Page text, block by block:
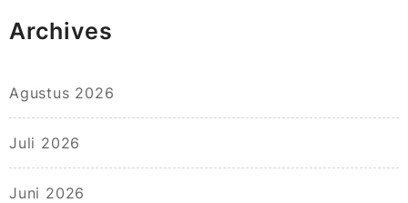
Archives
Agustus 2026
Juli 2026
Juni 2026